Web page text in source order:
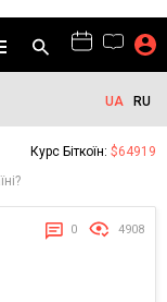
UA RU
Курс Біткоїн: $64919
0 4908